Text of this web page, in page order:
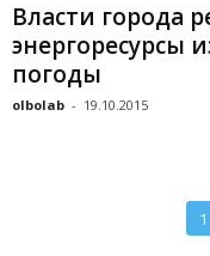
Власти города
энергоресурсы
погоды
olbolab - 19.10.2015
1